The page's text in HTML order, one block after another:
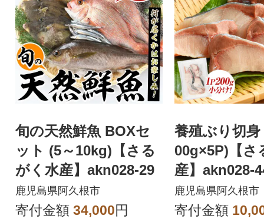
旬の天然鮮魚 BOXセ
ット (5～10kg)【さる
がく水産】akn028-29
鹿児島県阿久根市
寄付金額 34,000円
養殖ぶり切
00g×5P)【さ
産】akn028-
鹿児島県阿久根市
寄付金額